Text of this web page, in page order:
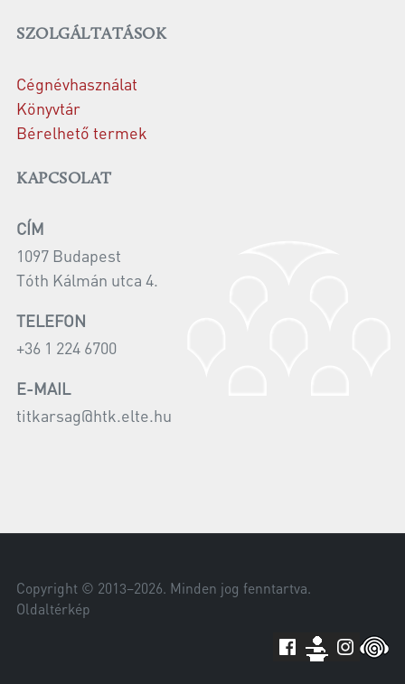
SZOLGÁLTATÁSOK
Cégnévhasználat
Könyvtár
Bérelhető termek
KAPCSOLAT
CÍM
1097 Budapest
Tóth Kálmán utca 4.
TELEFON
+36 1 224 6700
E-MAIL
titkarsag@htk.elte.hu
Copyright © 2013–2026. Minden jog fenntartva.
Oldaltérkép